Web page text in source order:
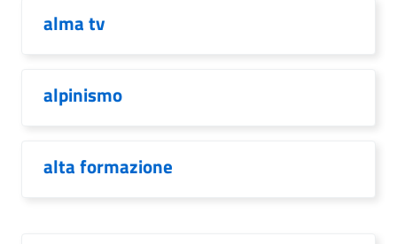
alma tv
alpinismo
alta formazione